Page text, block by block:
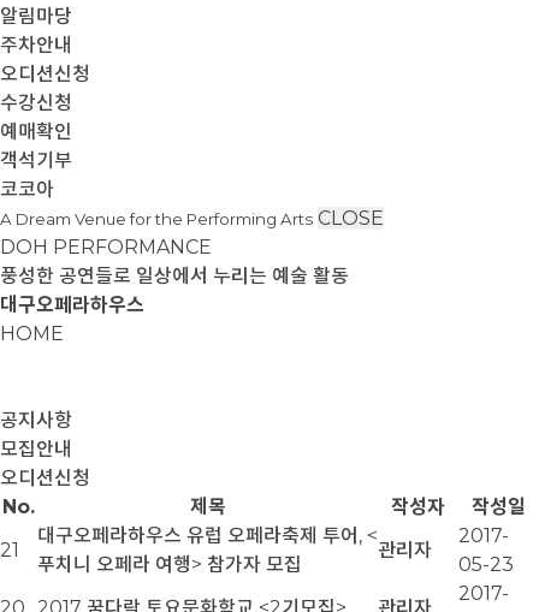
알림마당
주차안내
오디션신청
수강신청
예매확인
객석기부
코코아
A Dream Venue for the Performing Arts CLOSE
DOH PERFORMANCE
풍성한 공연들로 일상에서 누리는 예술 활동
대구오페라하우스
HOME
공지사항
모집안내
오디션신청
No.
제목 작성자
작성일
21
대구오페라하우스 유럽 오페라축제 투어, <
푸치니 오페라 여행> 참가자 모집
관리자
2017-
05-23
2017-